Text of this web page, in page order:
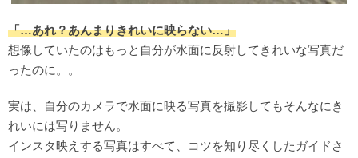
「…あれ？あんまりきれいに映らない…」
想像していたのはもっと自分が水面に反射してきれいな写真だ
ったのに。。
実は、自分のカメラで水面に映る写真を撮影してもそんなにき
れいには写りません。
インスタ映えする写真はすべて、コツを知り尽くしたガイドさ